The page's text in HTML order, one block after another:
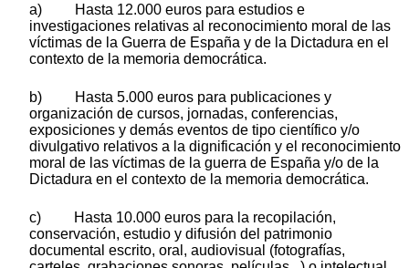
a) Hasta 12.000 euros para estudios e
investigaciones relativas al reconocimiento moral de las
víctimas de la Guerra de España y de la Dictadura en el
contexto de la memoria democrática.
b) Hasta 5.000 euros para publicaciones y
organización de cursos, jornadas, conferencias,
exposiciones y demás eventos de tipo científico y/o
divulgativo relativos a la dignificación y el reconocimiento
moral de las víctimas de la guerra de España y/o de la
Dictadura en el contexto de la memoria democrática.
c) Hasta 10.000 euros para la recopilación,
conservación, estudio y difusión del patrimonio
documental escrito, oral, audiovisual (fotografías,